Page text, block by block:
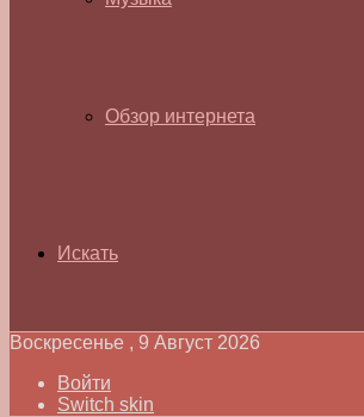
Обзор интернета
Искать
Воскресенье , 9 Август 2026
Войти
Switch skin